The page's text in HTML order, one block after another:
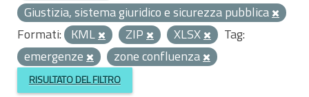
Giustizia, sistema giuridico e sicurezza pubblica
Formati: KML ZIP XLSX
Tag:
emergenze
zone confluenza
RISULTATO DEL FILTRO